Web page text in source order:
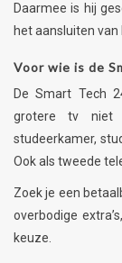
Daarmee is hij
het aansluiten
Voor wie is de
De Smart Tech
grotere tv niet
studeerkamer,
Ook als tweede
Zoek je een
overbodige
keuze.